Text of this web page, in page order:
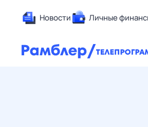
Новости Личные